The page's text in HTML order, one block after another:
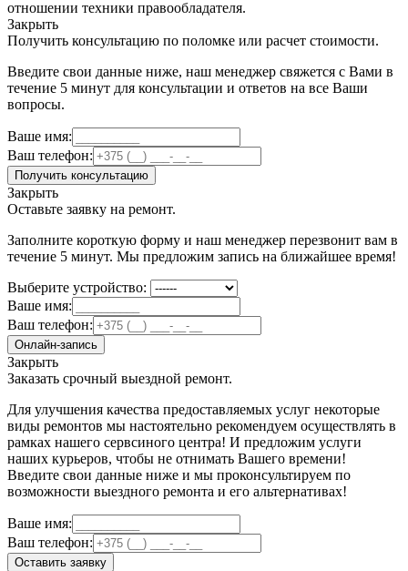
отношении техники правообладателя.
Закрыть
Получить консультацию по поломке или расчет стоимости.
Введите свои данные ниже, наш менеджер свяжется с Вами в
течение 5 минут для консультации и ответов на все Ваши
вопросы.
Ваше имя:
Ваш телефон:
Получить консультацию
Закрыть
Оставьте заявку на ремонт.
Заполните короткую форму и наш менеджер перезвонит вам в
течение 5 минут. Мы предложим запись на ближайшее время!
Выберите устройство:
Ваше имя:
Ваш телефон:
Онлайн-запись
Закрыть
Заказать срочный выездной ремонт.
Для улучшения качества предоставляемых услуг некоторые
виды ремонтов мы настоятельно рекомендуем осуществлять в
рамках нашего сервсиного центра! И предложим услуги
наших курьеров, чтобы не отнимать Вашего времени!
Введите свои данные ниже и мы проконсультируем по
возможности выездного ремонта и его альтернативах!
Ваше имя:
Ваш телефон:
Оставить заявку